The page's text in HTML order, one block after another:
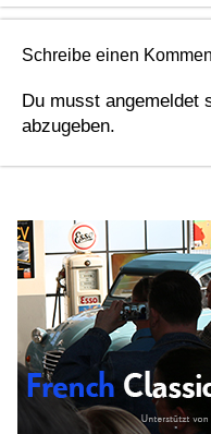
Schreibe einen
Du musst angemeldet
abzugeben.